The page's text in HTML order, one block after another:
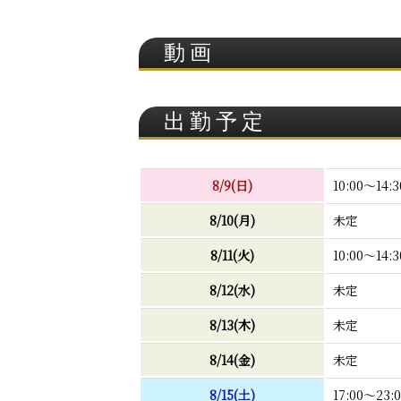
動画
出勤予定
8/9(日)
10:00～
8/10(月)
未定
8/11(火)
10:00～
8/12(水)
未定
8/13(木)
未定
8/14(金)
未定
8/15(土)
17:00～